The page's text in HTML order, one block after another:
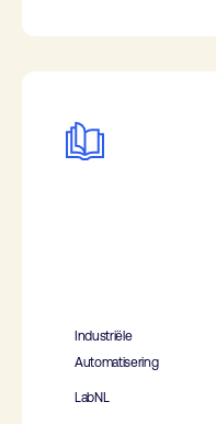
Industriële
Automatisering
LabNL